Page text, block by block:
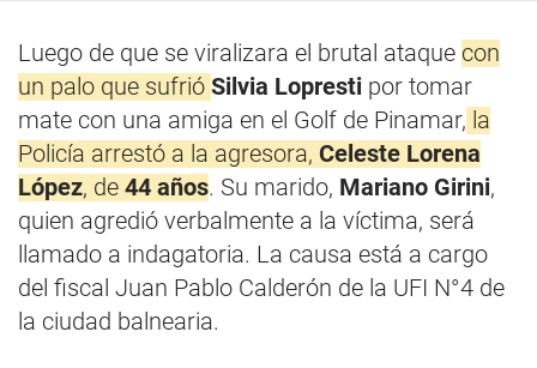
Luego de que se viralizara el brutal ataque con
un palo que sufrió Silvia Lopresti por tomar
mate con una amiga en el Golf de Pinamar, la
Policía arrestó a la agresora, Celeste Lorena
López, de 44 años. Su marido, Mariano Girini,
quien agredió verbalmente a la víctima, será
llamado a indagatoria. La causa está a cargo
del fiscal Juan Pablo Calderón de la UFI N°4 de
la ciudad balnearia.